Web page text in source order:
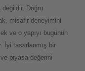
Doğru
misafir deneyimini
ve o yapıyı bugünün
İyi tasarlanmış bir
piyasa değerini